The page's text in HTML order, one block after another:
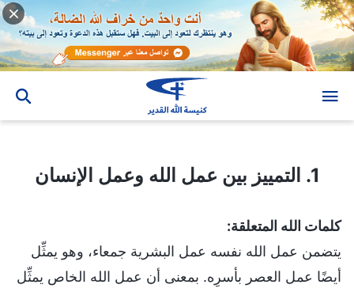
1. التمييز بين عمل الله وعمل الإنسان
كلمات الله المتعلقة:
يتضمن عمل الله نفسه عمل البشرية جمعاء، وهو يمثِّل
أيضًا عمل العصر بأسرِه. بمعنى أن عمل الله الخاص يمثِّل